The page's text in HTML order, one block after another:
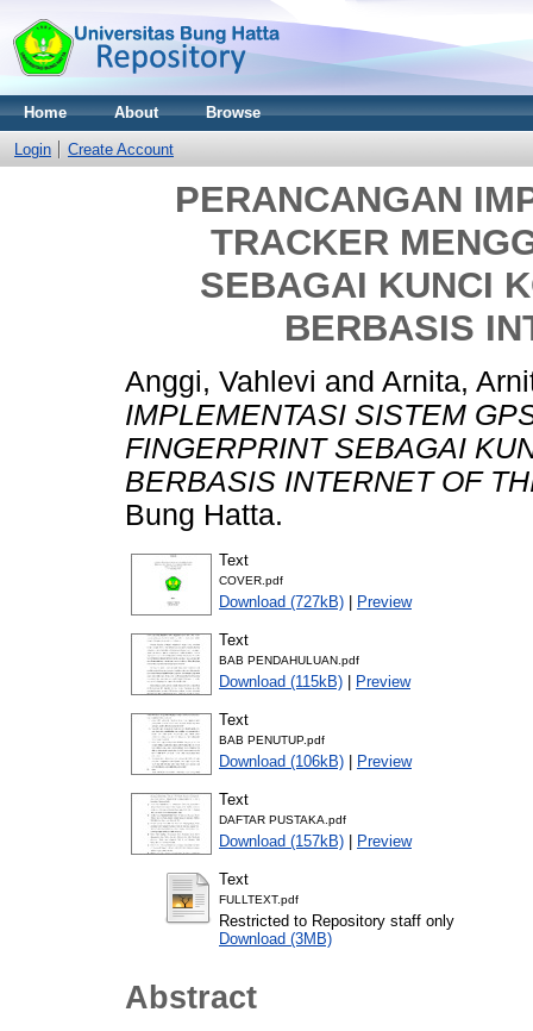
Home About Browse
Login Create Account
PERANCANGAN
TRACKER
SEBAGAI KUNCI
BERBASIS
Anggi, Vahlevi and Arnita,
IMPLEMENTASI SISTEM
FINGERPRINT SEBAGAI
BERBASIS INTERNET OF
Bung Hatta.
Text
COVER.pdf
Download (727kB) | Preview
Text
BAB PENDAHULUAN.pdf
Download (115kB) | Preview
Text
BAB PENUTUP.pdf
Download (106kB) | Preview
Text
DAFTAR PUSTAKA.pdf
Download (157kB) | Preview
Text
FULLTEXT.pdf
Restricted to Repository staff only
Download (3MB)
Abstract